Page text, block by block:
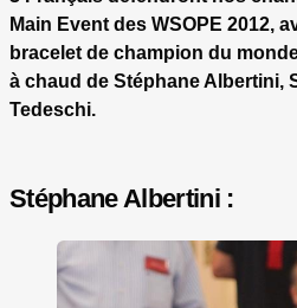
Main Event des WSOPE 2012,
bracelet de champion du
à chaud de Stéphane Albertini,
Tedeschi.
Stéphane Albertini :